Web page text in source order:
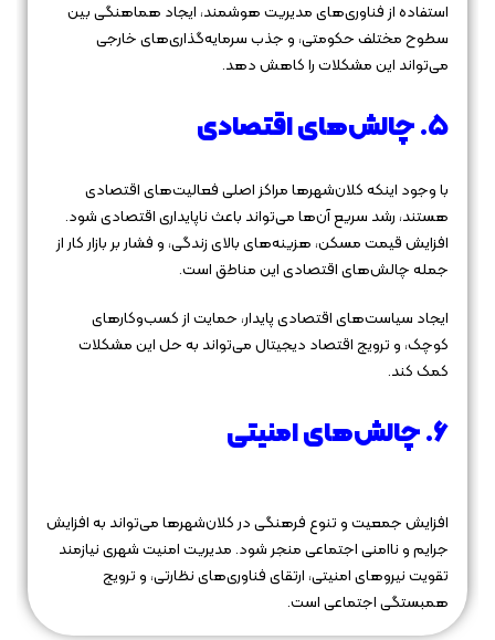
استفاده از فناوری‌های مدیریت هوشمند، ایجاد هماهنگی بین
سطوح مختلف حکومتی، و جذب سرمایه‌گذاری‌های خارجی
می‌تواند این مشکلات را کاهش دهد.
۵. چالش‌های اقتصادی
با وجود اینکه کلان‌شهرها مراکز اصلی فعالیت‌های اقتصادی
هستند، رشد سریع آن‌ها می‌تواند باعث ناپایداری اقتصادی شود.
افزایش قیمت مسکن، هزینه‌های بالای زندگی، و فشار بر بازار کار از
جمله چالش‌های اقتصادی این مناطق است.
ایجاد سیاست‌های اقتصادی پایدار، حمایت از کسب‌وکارهای
کوچک، و ترویج اقتصاد دیجیتال می‌تواند به حل این مشکلات
کمک کند.
۶. چالش‌های امنیتی
افزایش جمعیت و تنوع فرهنگی در کلان‌شهرها می‌تواند به افزایش
جرایم و ناامنی اجتماعی منجر شود. مدیریت امنیت شهری نیازمند
تقویت نیروهای امنیتی، ارتقای فناوری‌های نظارتی، و ترویج
همبستگی اجتماعی است.